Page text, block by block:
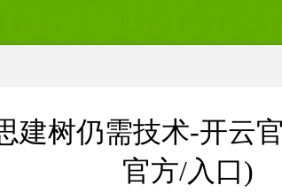
建树仍需技术-开云
官方/入口)